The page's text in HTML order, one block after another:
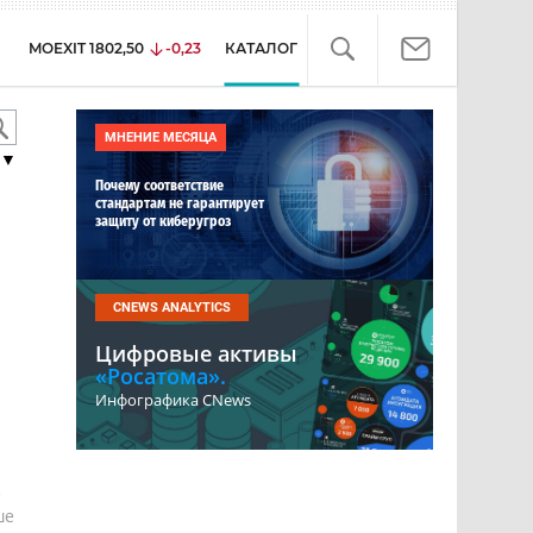
MOEXIT 1802,50 -0,23 КАТАЛОГ
МНЕНИЕ МЕСЯЦА
Почему соответствие
стандартам не гарантирует
защиту от киберугроз
CNEWS ANALYTICS
Цифровые активы
«Росатома».
Инфографика CNews